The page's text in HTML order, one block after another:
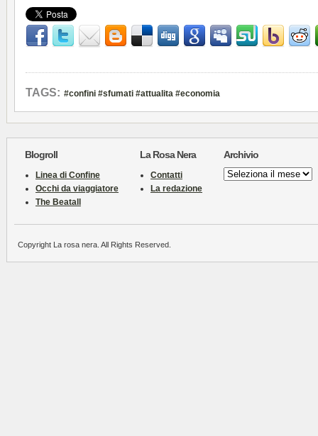
TAGS: #confini #sfumati #attualita #economia
Blogroll
Linea di Confine
Occhi da viaggiatore
The Beatall
La Rosa Nera
Contatti
La redazione
Archivio
Archivio
Copyright La rosa nera. All Rights Reserved.